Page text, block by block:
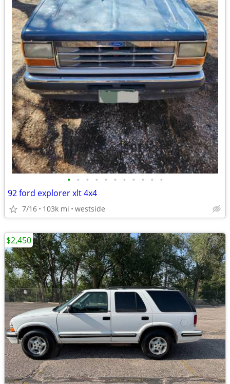
• • • • • • • • • • •
92 ford explorer xlt 4x4
7/16 103k mi westside
$2,450